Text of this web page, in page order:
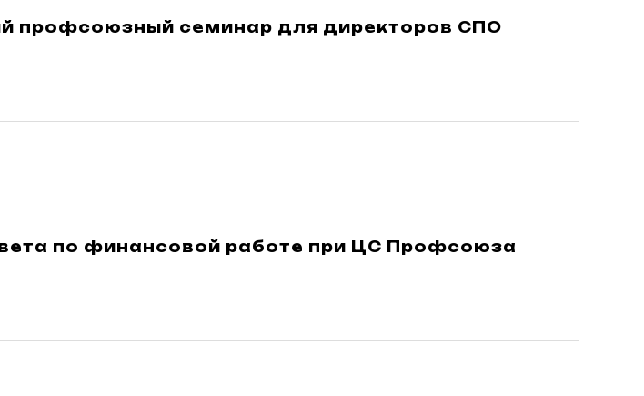
профсоюзный семинар для директоров СПО
по финансовой работе при ЦС Профсоюза